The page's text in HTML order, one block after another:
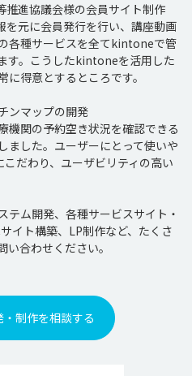
進協議会様の会員サイト制作
元に会員発行を行い、講座動画
各種サービスを全てkintoneで管
す。こうしたkintoneを活用した
得意とするところです。
ンマップの開発
機関の予約空き状況を確認できる
ました。ユーザーにとって使いや
だわり、ユーザビリティの高い
テム開発、各種サービスサイト・
イト構築、LP制作など、たくさ
制作を相談する